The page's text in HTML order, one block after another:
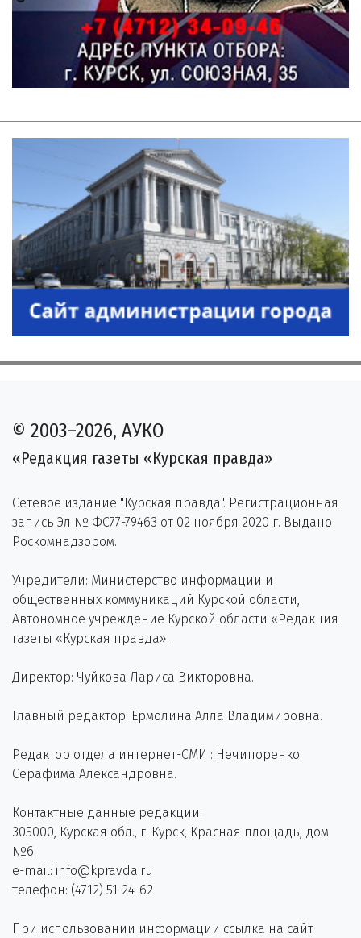
© 2003–2026, АУКО
«Редакция газеты «Курская правда»
Сетевое издание "Курская правда". Регистрационная
запись Эл № ФС77-79463 от 02 ноября 2020 г. Выдано
Роскомнадзором.
Учредители: Министерство информации и
общественных коммуникаций Курской области,
Автономное учреждение Курской области «Редакция
газеты «Курская правда».
Директор: Чуйкова Лариса Викторовна.
Главный редактор: Ермолина Алла Владимировна.
Редактор отдела интернет-СМИ : Нечипоренко
Серафима Александровна.
Контактные данные редакции:
305000, Курская обл., г. Курск, Красная площадь, дом
№6.
e-mail: info@kpravda.ru
телефон: (4712) 51-24-62
При использовании информации ссылка на сайт